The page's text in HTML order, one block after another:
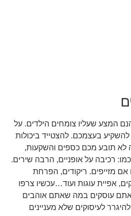
המצע שעליו צומחים הילדים. על
להשקיע בעצמכם. להצטייד ביכולות
לא תובע מכם כספים והשקעות,
רכיבה על אופניים, הרבה שירים.
מזייפים. ריקודים, הפרחת
אפיית עוגות ועוד…עכשיו צרפו
עוסקים במה שאתם אוהבים
לעיסוקים שלא מעניינים